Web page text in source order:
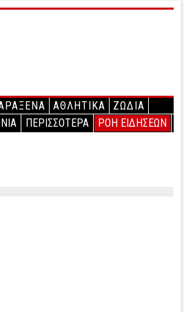
ΑΘΛΗΤΙΚΑ
ΖΩΔΙΑ
ΠΕΡΙΣΣΟΤΕΡΑ ΡΟΗ ΕΙΔΗΣΕΩΝ